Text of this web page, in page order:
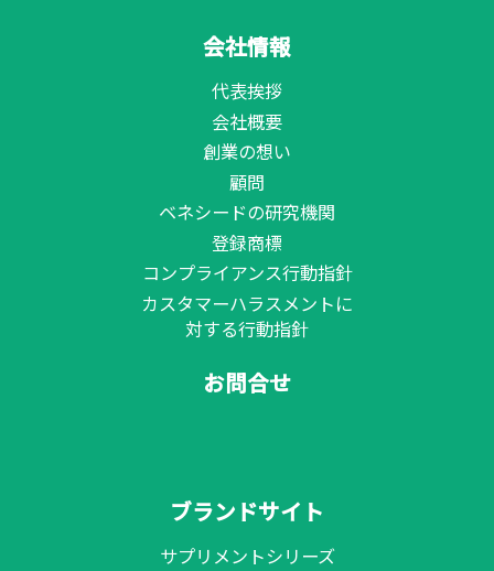
会社情報
代表挨拶
会社概要
創業の想い
顧問
ベネシードの研究機関
登録商標
コンプライアンス行動指針
カスタマーハラスメントに
対する行動指針
お問合せ
ブランドサイト
サプリメントシリーズ